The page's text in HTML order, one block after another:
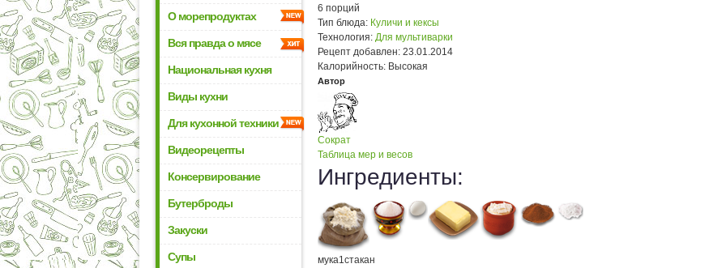
О морепродуктах
Вся правда о мясе
Национальная кухня
Виды кухни
Для кухонной техники
Видеорецепты
Консервирование
Бутерброды
Закуски
Супы
6 порций
Тип блюда: Куличи и кексы
Технология: Для мультиварки
Рецепт добавлен: 23.01.2014
Калорийность: Высокая
Автор
Сократ
Таблица мер и весов
Ингредиенты:
мука1стакан